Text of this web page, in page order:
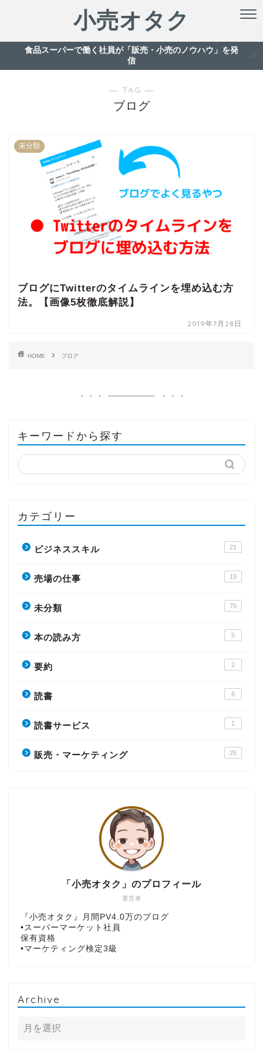
小売オタク
食品スーパーで働く社員が「販売・小売のノウハウ」を発
信
― TAG ―
ブログ
未分類
ブログにTwitterのタイムラインを埋め込む方
法。【画像5枚徹底解説】
2019年7月28日
HOME ブログ
キーワードから探す
カテゴリー
ビジネススキル 21
売場の仕事 19
未分類 70
本の読み方 5
要約 2
読書 6
読書サービス 1
販売・マーケティング 25
運営者
「小売オタク」のプロフィール
『小売オタク』月間PV4.0万のブログ
•スーパーマーケット社員
保有資格
•マーケティング検定3級
Archive